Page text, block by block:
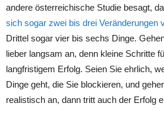
andere österreichische Studie besagt,
sich sogar zwei bis drei Veränderungen
Drittel sogar vier bis sechs Dinge.
lieber langsam an, denn kleine Schritte
langfristigem Erfolg. Seien Sie ehrlich,
Dinge geht, die Sie blockieren, und
realistisch an, dann tritt auch der Erfolg